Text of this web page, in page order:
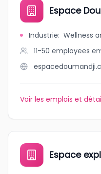
Espace
Industrie: Wellness
11-50 employees
Voir les emplois et
Espace